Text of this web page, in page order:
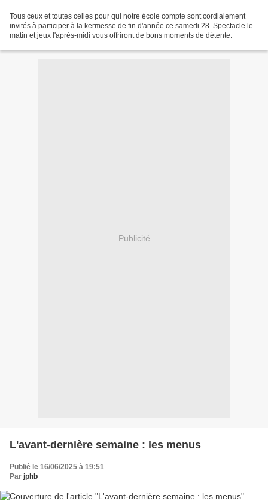
Tous ceux et toutes celles pour qui notre école compte sont cordialement
invités à participer à la kermesse de fin d'année ce samedi 28. Spectacle le
matin et jeux l'après-midi vous offriront de bons moments de détente.
Publicité
L'avant-dernière semaine : les menus
Publié le 16/06/2025 à 19:51
Par jphb